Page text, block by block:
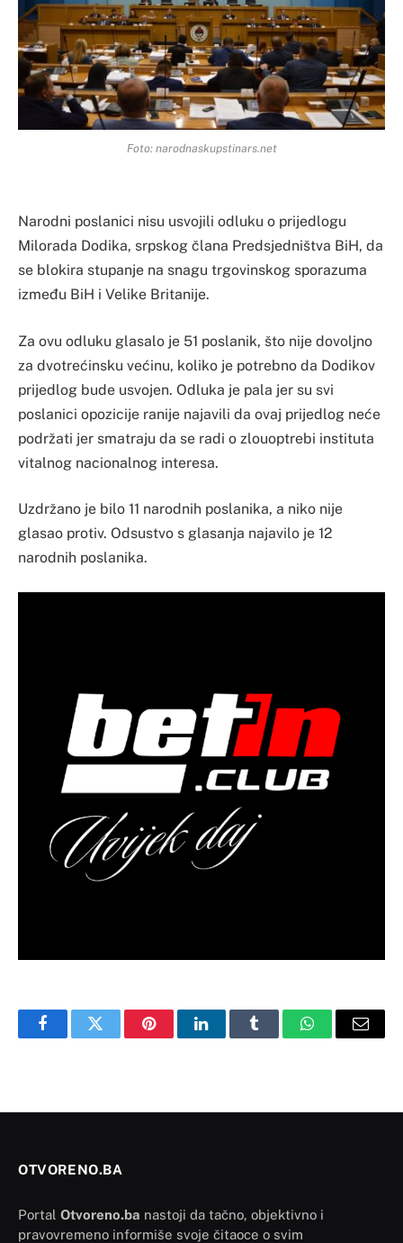
Foto: narodnaskupstinars.net
Narodni poslanici nisu usvojili odluku o prijedlogu
Milorada Dodika, srpskog člana Predsjedništva BiH, da
se blokira stupanje na snagu trgovinskog sporazuma
između BiH i Velike Britanije.
Za ovu odluku glasalo je 51 poslanik, što nije dovoljno
za dvotrećinsku većinu, koliko je potrebno da Dodikov
prijedlog bude usvojen. Odluka je pala jer su svi
poslanici opozicije ranije najavili da ovaj prijedlog neće
podržati jer smatraju da se radi o zlouoptrebi instituta
vitalnog nacionalnog interesa.
Uzdržano je bilo 11 narodnih poslanika, a niko nije
glasao protiv. Odsustvo s glasanja najavilo je 12
narodnih poslanika.
FacebookTwitter PinterestLinkedInTumblr WhatsAppEmail
OTVORENO.BA
Portal Otvoreno.ba nastoji da tačno, objektivno i
pravovremeno informiše svoje čitaoce o svim